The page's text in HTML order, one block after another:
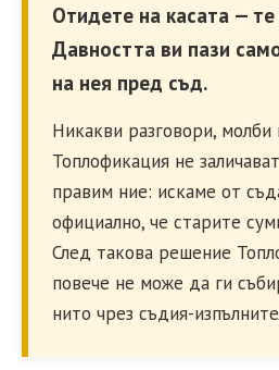
Отидете на касата —
Давността ви пази
на нея пред съд.
Никакви разговори, молби
Топлофикация не
правим ние: искаме от
официално, че старите
След такова решение
повече не може да ги
нито чрез съдия-